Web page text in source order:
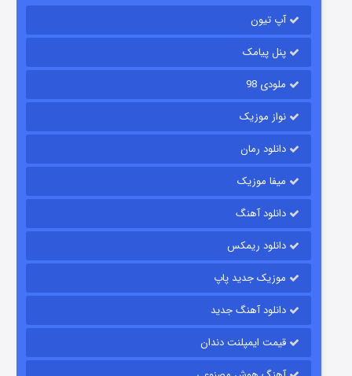
باب اسفنجی فصل ۱۷
قسمت۶ (زیرنویس) منتشر شد
قسمت۱۵ (دوبله) منتشر شد
آپ تیون
پنل پیامک
ملودی 98
نواز موزیک
دانلود رمان
میفا موزیک
دانلود آهنگ
دانلود ریمکس
موزیک جدید پاپ
دانلود آهنگ جدید
قیمت ایمپلنت دندان